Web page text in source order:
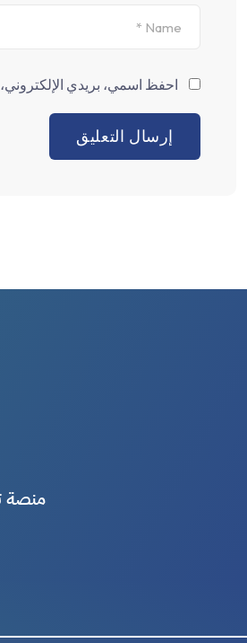
احفظ اسمي، بريدي
منصة